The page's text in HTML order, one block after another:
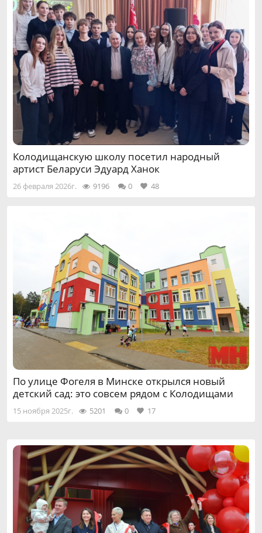
Колодищанскую школу посетил народный
артист Беларуси Эдуард Ханок
26 февраля 2026г. 9196 0 48
По улице Фогеля в Минске открылся новый
детский сад: это совсем рядом с Колодищами
15 ноября 2025г. 5201 0 17